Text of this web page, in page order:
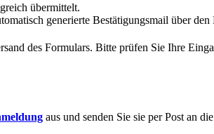
übermittelt.
generierte Bestätigungsmail über
des Formulars. Bitte prüfen Sie Ihre
aus und senden Sie sie per Post an